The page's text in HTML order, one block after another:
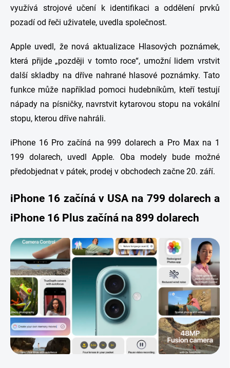
využívá strojové učení k identifikaci a oddělení prvků
pozadí od řeči uživatele, uvedla společnost.
Apple uvedl, že nová aktualizace Hlasových poznámek,
která přijde „později v tomto roce“, umožní lidem vrstvit
další skladby na dříve nahrané hlasové poznámky. Tato
funkce může například pomoci hudebníkům, kteří testují
nápady na písničky, navrstvit kytarovou stopu na vokální
stopu, kterou dříve nahráli.
iPhone 16 Pro začíná na 999 dolarech a Pro Max na 1
199 dolarech, uvedl Apple. Oba modely bude možné
předobjednat v pátek, prodej v obchodech začne 20. září.
iPhone 16 začíná v USA na 799 dolarech a
iPhone 16 Plus začíná na 899 dolarech